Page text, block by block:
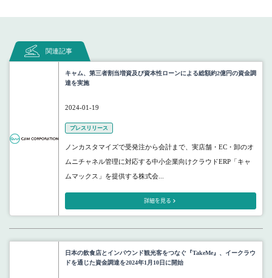
関連記事
キャム、第三者割当増資及び資本性ローンによる総額約2億円の資金調
達を実施
2024-01-19
プレスリリース
ノンカスタマイズで受発注から会計まで、実店舗・EC・卸のオ
ムニチャネル管理に対応する中小企業向けクラウドERP「キャ
ムマックス」を提供する株式会...
詳細を見る
日本の飲食店とインバウンド観光客をつなぐ『TakeMe』、イークラウ
ドを通じた資金調達を2024年1月10日に開始